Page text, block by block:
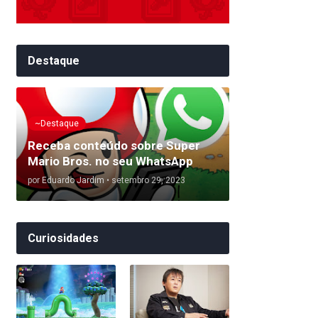
Destaque
~Destaque
Receba conteúdo sobre Super
Mario Bros. no seu WhatsApp
por Eduardo Jardim • setembro 29, 2023
Curiosidades